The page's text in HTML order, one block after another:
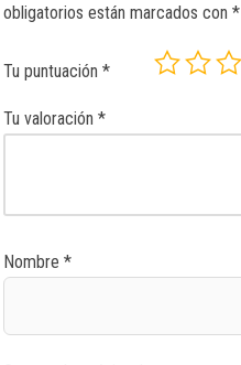
obligatorios están marcados con*
Tu puntuación*
Tu valoración*
Nombre*